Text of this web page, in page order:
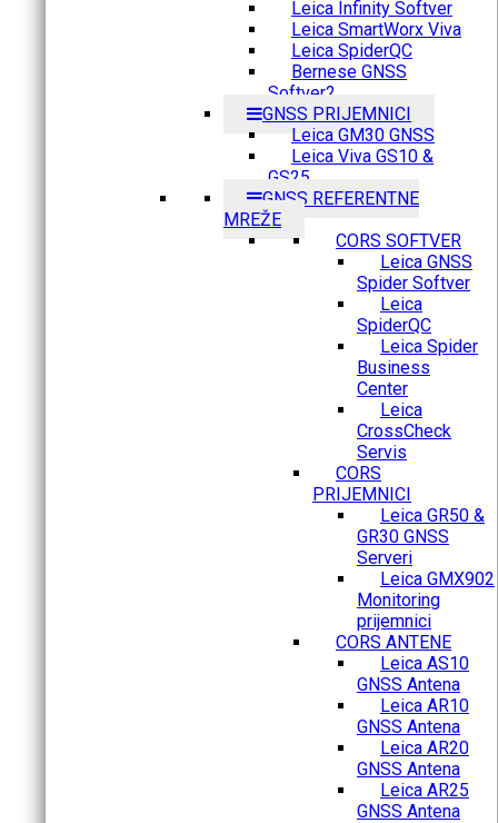
Leica Infinity Softver
Leica SmartWorx Viva
Leica SpiderQC
Bernese GNSS
Softver2
GNSS PRIJEMNICI
Leica GM30 GNSS
Leica Viva GS10 &
GS25
GNSS REFERENTNE
MREŽE
CORS SOFTVER
Leica GNSS
Spider Softver
Leica
SpiderQC
Leica Spider
Business
Center
Leica
CrossCheck
Servis
CORS
PRIJEMNICI
Leica GR50 &
GR30 GNSS
Serveri
Leica GMX902
Monitoring
prijemnici
CORS ANTENE
Leica AS10
GNSS Antena
Leica AR10
GNSS Antena
Leica AR20
GNSS Antena
Leica AR25
GNSS Antena